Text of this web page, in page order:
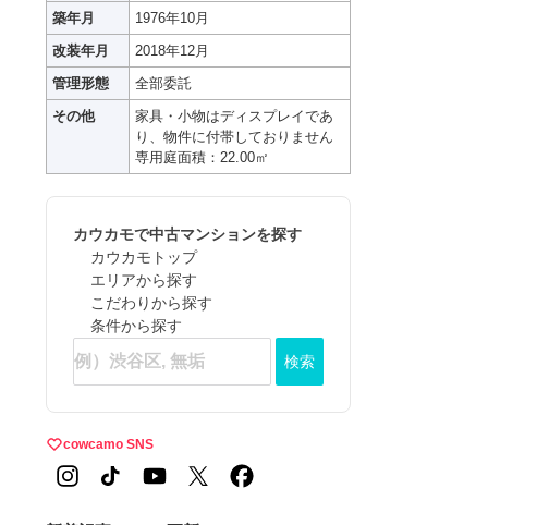
築年月
1976年10月
改装年月
2018年12月
管理形態
全部委託
その他
家具・小物はディスプレイであ
り、物件に付帯しておりません
専用庭面積：22.00㎡
カウカモで中古マンションを探す
カウカモトップ
エリアから探す
こだわりから探す
条件から探す
検索
cowcamo SNS